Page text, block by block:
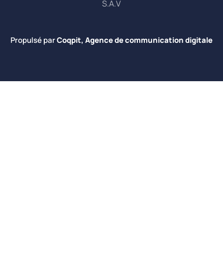
S.A.V
Propulsé parCoqpit, Agence de communication digitale